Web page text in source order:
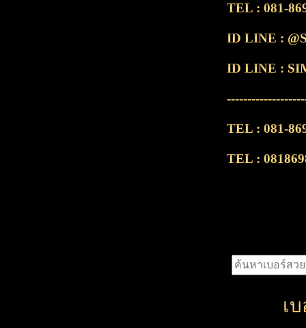
TEL : 081-
ID LINE :
ID LINE :
TEL : 081-
TEL :
เ